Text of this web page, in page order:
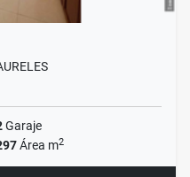
Garaje
Área m2